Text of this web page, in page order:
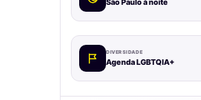
São Paulo à noite
DIVERSIDADE
Agenda LGBTQIA+